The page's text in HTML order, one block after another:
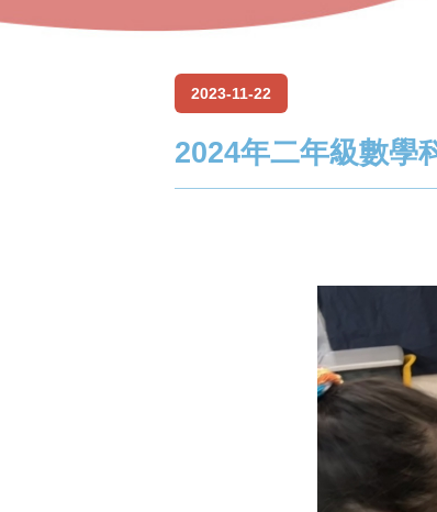
2023-11-22
2024年二年級數學